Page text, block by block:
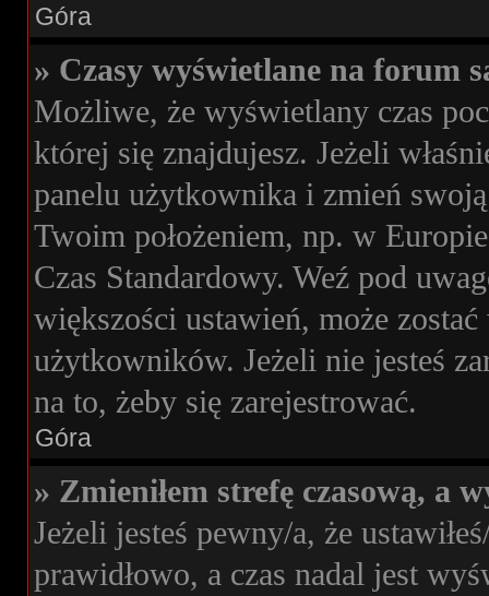
Góra
» Czasy wyświetlane na forum
Możliwe, że wyświetlany czas
której się znajdujesz. Jeżeli
panelu użytkownika i zmień swoją
Twoim położeniem, np. w
Czas Standardowy. Weź pod
większości ustawień, może
użytkowników. Jeżeli nie jesteś
na to, żeby się zarejestrować.
Góra
» Zmieniłem strefę czasową, a
Jeżeli jesteś pewny/a, że
prawidłowo, a czas nadal jest